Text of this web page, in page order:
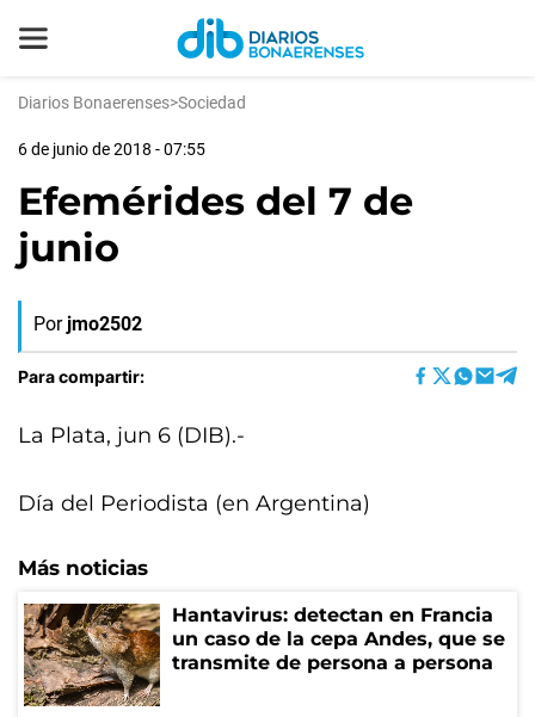
Diarios Bonaerenses>Sociedad
6 de junio de 2018 - 07:55
Efemérides del 7 de
junio
Por jmo2502
Para compartir:
La Plata, jun 6 (DIB).-
Día del Periodista (en Argentina)
Más noticias
Hantavirus: detectan en Francia
un caso de la cepa Andes, que se
transmite de persona a persona